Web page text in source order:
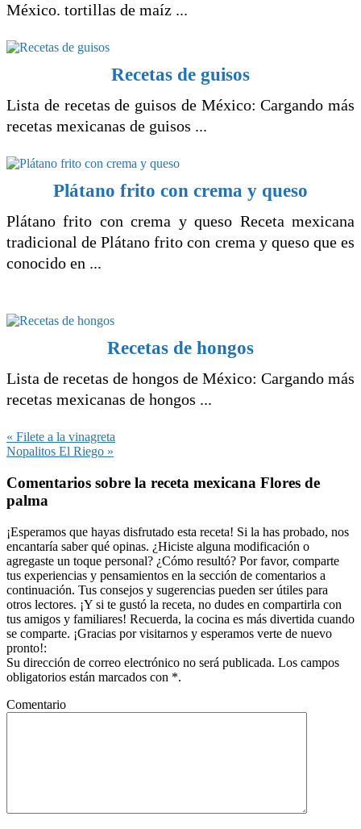
México. tortillas de maíz ...
Recetas de guisos
Lista de recetas de guisos de México: Cargando más
recetas mexicanas de guisos ...
Plátano frito con crema y queso
Plátano frito con crema y queso Receta mexicana
tradicional de Plátano frito con crema y queso que es
conocido en ...
Recetas de hongos
Lista de recetas de hongos de México: Cargando más
recetas mexicanas de hongos ...
Entrada
anterior:
« Filete a la vinagreta
Siguiente
Nopalitos El Riego »
con
los
lectores
Comentarios sobre la receta mexicana Flores de
palma
¡Esperamos que hayas disfrutado esta receta! Si la has probado, nos
encantaría saber qué opinas. ¿Hiciste alguna modificación o
agregaste un toque personal? ¿Cómo resultó? Por favor, comparte
tus experiencias y pensamientos en la sección de comentarios a
continuación. Tus consejos y sugerencias pueden ser útiles para
otros lectores. ¡Y si te gustó la receta, no dudes en compartirla con
tus amigos y familiares! Recuerda, la cocina es más divertida cuando
se comparte. ¡Gracias por visitarnos y esperamos verte de nuevo
pronto!:
Su dirección de correo electrónico no será publicada. Los campos
obligatorios están marcados con *.
Comentario